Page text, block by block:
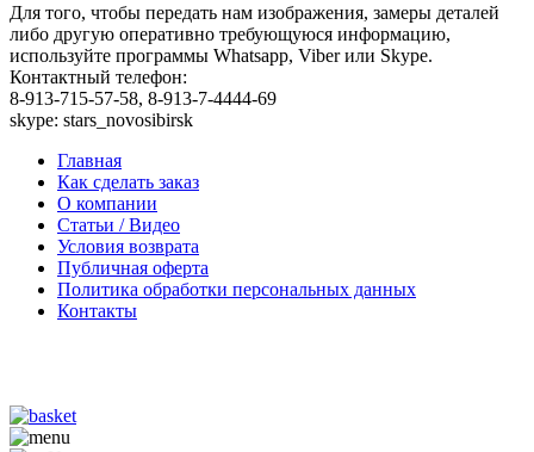
Для того, чтобы передать нам изображения, замеры деталей
либо другую оперативно требующуюся информацию,
используйте программы Whatsapp, Viber или Skype.
Контактный телефон:
8-913-715-57-58, 8-913-7-4444-69
skype: stars_novosibirsk
Главная
Как сделать заказ
О компании
Статьи / Видео
Условия возврата
Публичная оферта
Политика обработки персональных данных
Контакты